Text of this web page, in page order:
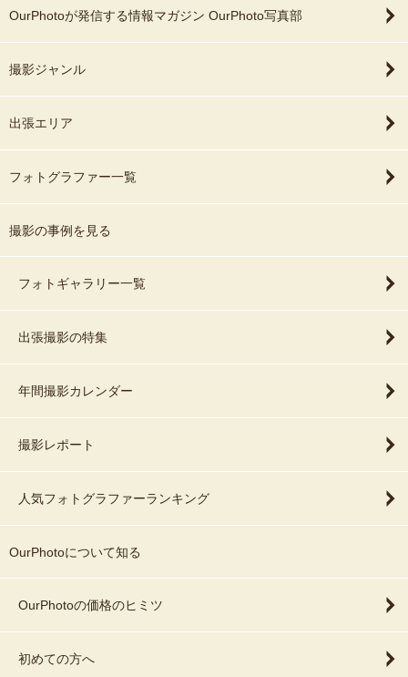
OurPhotoが発信する情報マガジン OurPhoto写真部
撮影ジャンル
出張エリア
フォトグラファー一覧
撮影の事例を見る
フォトギャラリー一覧
出張撮影の特集
年間撮影カレンダー
撮影レポート
人気フォトグラファーランキング
OurPhotoについて知る
OurPhotoの価格のヒミツ
初めての方へ